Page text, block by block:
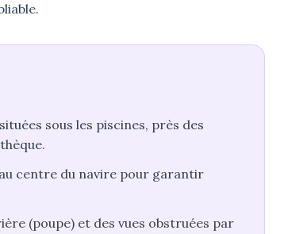
sous les piscines, près des
centre du navire pour garantir
(poupe) et des vues obstruées par